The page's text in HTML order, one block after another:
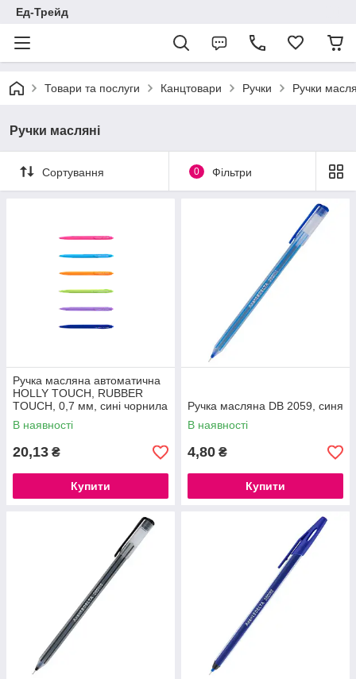
Ед-Трейд
Товари та послуги Канцтовари Ручки Ручки
Ручки масляні
Сортування 0 Фільтри
Ручка масляна автоматична
HOLLY TOUCH, RUBBER
TOUCH, 0,7 мм, сині чорнила
В наявності
20,13 ₴
Купити
Ручка масляна DB 2059, синя
В наявності
4,80 ₴
Купити